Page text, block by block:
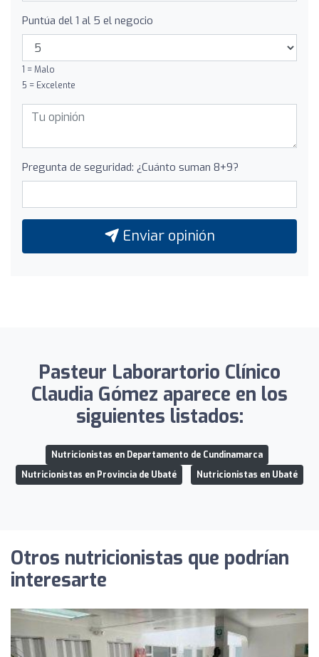
Puntúa del 1 al 5 el negocio
1 = Malo
5 = Excelente
Pregunta de seguridad: ¿Cuánto suman 8+9?
Enviar opinión
Pasteur Laborartorio Clínico
Claudia Gómez aparece en los
siguientes listados:
Nutricionistas en Departamento de Cundinamarca
Nutricionistas en Provincia de Ubaté
Nutricionistas en Ubaté
Otros nutricionistas que podrían
interesarte